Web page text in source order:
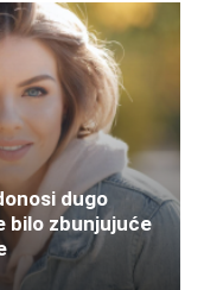
dugo
bilo zbunjujuće